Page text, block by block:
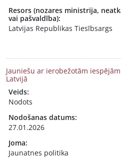
Resors (nozares ministrija,
vai pašvaldība):
Latvijas Republikas Tiesībsargs
Jauniešu ar ierobežotām
Latvijā
Veids:
Nodots
Nodošanas datums:
27.01.2026
Joma:
Jaunatnes politika